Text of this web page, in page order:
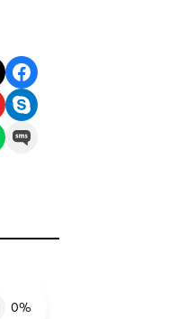
Share on Facebook
Share on Skype
Share on SMS
0%